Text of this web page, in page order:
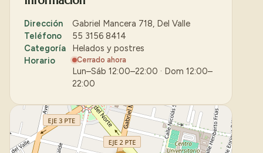
Dirección
Gabriel Mancera 718, Del Valle
Teléfono
55 3156 8414
Categoría
Helados y postres
Horario
Cerrado ahora
Lun–Sáb 12:00–22:00 · Dom 12:00–
22:00